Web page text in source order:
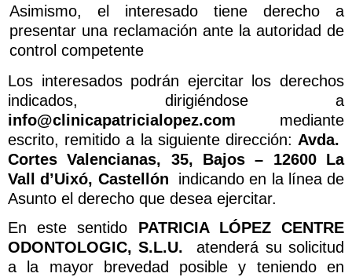
Asimismo, el interesado tiene derecho a
presentar una reclamación ante la autoridad de
control competente
Los interesados podrán ejercitar los derechos
indicados, dirigiéndose a
info@clinicapatricialopez.com mediante
escrito, remitido a la siguiente dirección: Avda.
Cortes Valencianas, 35, Bajos – 12600 La
Vall d’Uixó, Castellón indicando en la línea de
Asunto el derecho que desea ejercitar.
En este sentido PATRICIA LÓPEZ CENTRE
ODONTOLOGIC, S.L.U.atenderá su solicitud
a la mayor brevedad posible y teniendo en